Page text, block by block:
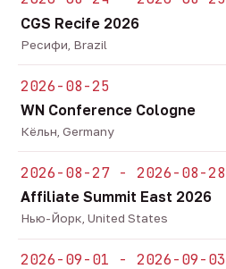
CGS Recife 2026
Ресифи, Brazil
2026-08-25
WN Conference Cologne
Кёльн, Germany
2026-08-27 - 2026-08-28
Affiliate Summit East 2026
Нью-Йорк, United States
2026-09-01 - 2026-09-03